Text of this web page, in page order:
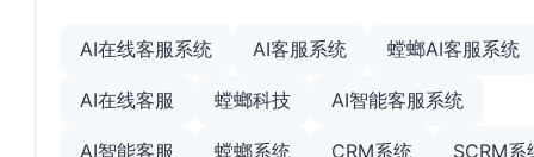
AI在线客服系统 AI客服系统 螳螂AI客服系统
AI在线客服 螳螂科技 AI智能客服系统
AI智能客服 螳螂系统 CRM系统 SCRM系